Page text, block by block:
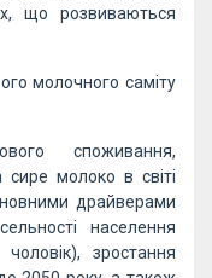
що розвиваються
молочного саміту
споживання,
молоко в світі
драйверами
населення
зростання